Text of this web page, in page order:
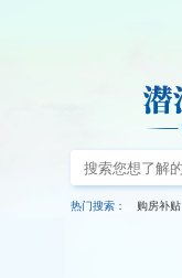
热门搜索： 购房补贴